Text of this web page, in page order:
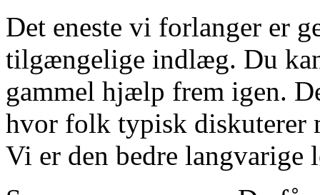
Det eneste vi forlanger er
tilgængelige indlæg. Du
gammel hjælp frem igen.
hvor folk typisk diskuterer
Vi er den bedre langvarige